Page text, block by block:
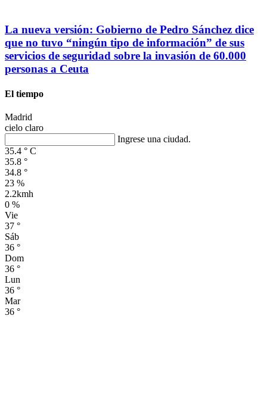
La nueva versión: Gobierno de Pedro Sánchez dice
que no tuvo “ningún tipo de información” de sus
servicios de seguridad sobre la invasión de 60.000
personas a Ceuta
El tiempo
Madrid
cielo claro
Ingrese una ciudad.
35.4 ° C
35.8 °
34.8 °
23 %
2.2kmh
0 %
Vie
37 °
Sáb
36 °
Dom
36 °
Lun
36 °
Mar
36 °